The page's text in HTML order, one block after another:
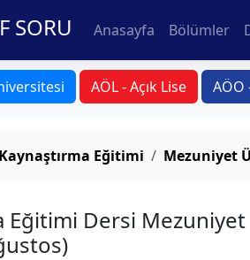
SORU Anasayfa Bölümler
AÖL - Açık Lise AÖO
Kaynaştırma Eğitimi Mezuniyet
Eğitimi Dersi